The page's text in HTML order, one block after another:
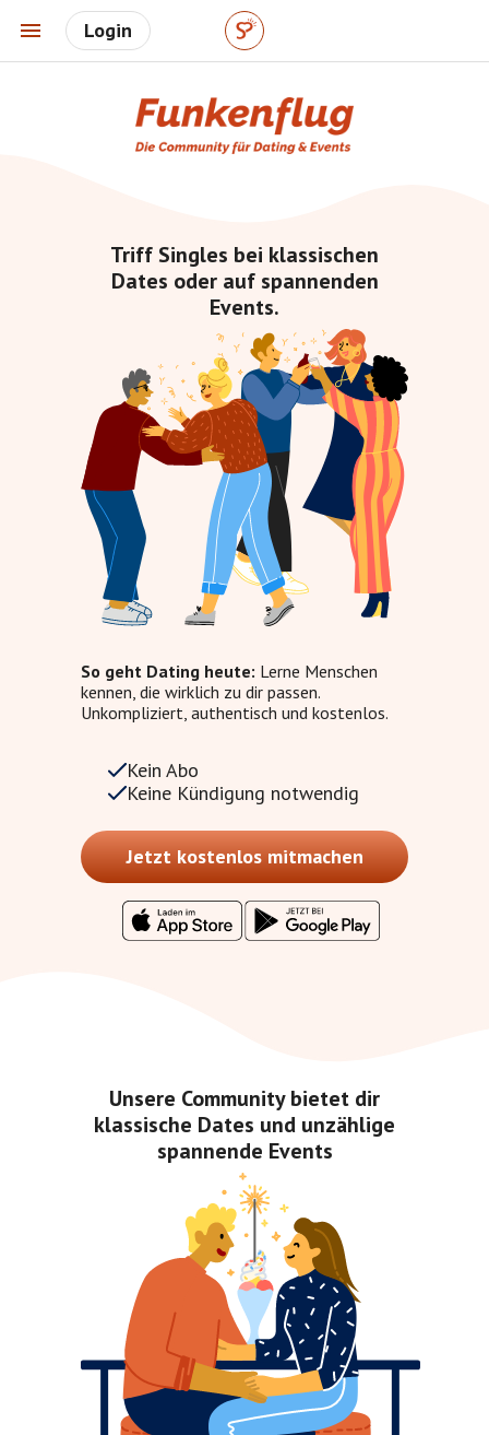
Login
Triff Singles bei klassischen
Dates oder auf spannenden
Events.
So geht Dating heute: Lerne Menschen
kennen, die wirklich zu dir passen.
Unkompliziert, authentisch und kostenlos.
Kein Abo
Keine Kündigung notwendig
Jetzt kostenlos mitmachen
Unsere Community bietet dir
klassische Dates und unzählige
spannende Events